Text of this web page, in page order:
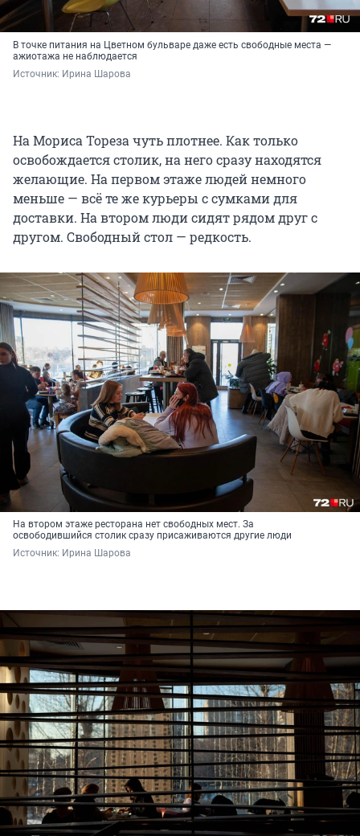
В точке питания на Цветном бульваре даже есть свободные места —
ажиотажа не наблюдается
Источник: Ирина Шарова
На Мориса Тореза чуть плотнее. Как только
освобождается столик, на него сразу находятся
желающие. На первом этаже людей немного
меньше — всё те же курьеры с сумками для
доставки. На втором люди сидят рядом друг с
другом. Свободный стол — редкость.
На втором этаже ресторана нет свободных мест. За
освободившийся столик сразу присаживаются другие люди
Источник: Ирина Шарова